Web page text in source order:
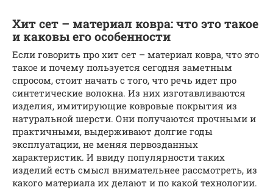
Хит сет – материал ковра: что это такое
и каковы его особенности
Если говорить про хит сет – материал ковра, что это
такое и почему пользуется сегодня заметным
спросом, стоит начать с того, что речь идет про
синтетические волокна. Из них изготавливаются
изделия, имитирующие ковровые покрытия из
натуральной шерсти. Они получаются прочными и
практичными, выдерживают долгие годы
эксплуатации, не меняя первозданных
характеристик. И ввиду популярности таких
изделий есть смысл внимательнее рассмотреть, из
какого материала их делают и по какой технологии.